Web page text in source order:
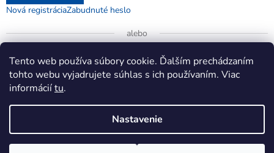
Tento web používa súbory cookie. Ďalším prechádzaním
tohto webu vyjadrujete súhlas s ich používaním. Viac
informáciítu.
Nastavenie
Nová registráciaZabudnuté heslo
alebo
Prihlásiť sa cez Google
Copyright 2026jenifer.sk. Všetky práva vyhradené.Upraviť